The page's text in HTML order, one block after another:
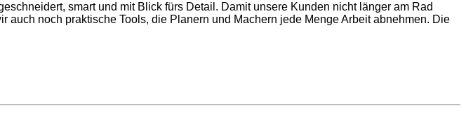
smart und mit Blick fürs Detail. Damit unsere Kunden nicht länger am Rad
noch praktische Tools, die Planern und Machern jede Menge Arbeit abnehmen. Die